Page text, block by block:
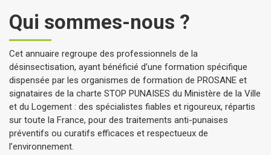
Qui sommes-nous ?
Cet annuaire regroupe des professionnels de la
désinsectisation, ayant bénéficié d’une formation spécifique
dispensée par les organismes de formation de PROSANE et
signataires de la charte STOP PUNAISES du Ministère de la Ville
et du Logement : des spécialistes fiables et rigoureux, répartis
sur toute la France, pour des traitements anti-punaises
préventifs ou curatifs efficaces et respectueux de
l’environnement.